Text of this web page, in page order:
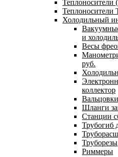
Теплоносители
Теплоносители
Холодильный
и
Весы
руб.
коллектор
Шланги
Станции
Трубогиб
Труборезы
Риммеры